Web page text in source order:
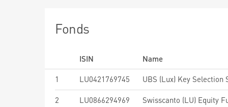
Fonds
ISIN
Name
1
LU0421769745
2 LU0866294969